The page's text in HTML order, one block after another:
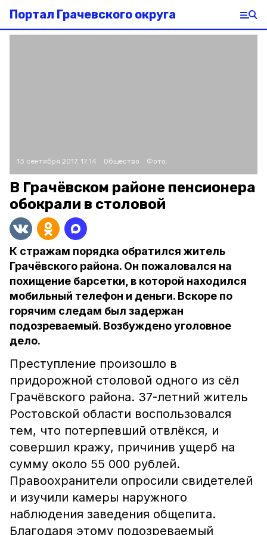
Портал Грачевского округа
13 сентября 2017, 17:14 Общество Фото:
В Грачёвском районе пенсионера
обокрали в столовой
К стражам порядка обратился житель
Грачёвского района. Он пожаловался на
похищение барсетки, в которой находился
мобильный телефон и деньги. Вскоре по
горячим следам был задержан
подозреваемый. Возбуждено уголовное
дело.
Преступление произошло в
придорожной столовой одного из сёл
Грачёвского района. 37-летний житель
Ростовской области воспользовался
тем, что потерпевший отвлёкся, и
совершил кражу, причинив ущерб на
сумму около 55 000 рублей.
Правоохранители опросили свидетелей
и изучили камеры наружного
наблюдения заведения общепита.
Благодаря этому подозреваемый